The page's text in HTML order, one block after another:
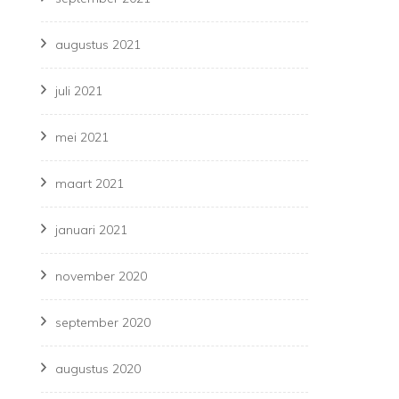
augustus 2021
juli 2021
mei 2021
maart 2021
januari 2021
november 2020
september 2020
augustus 2020